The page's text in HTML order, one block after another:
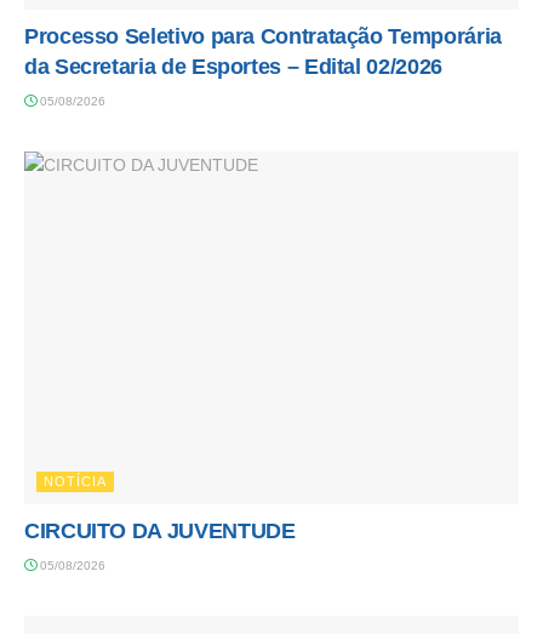
Processo Seletivo para Contratação Temporária
da Secretaria de Esportes – Edital 02/2026
05/08/2026
NOTÍCIA
CIRCUITO DA JUVENTUDE
05/08/2026